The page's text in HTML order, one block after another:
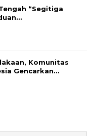
“Segitiga
Komunitas
Gencarkan…